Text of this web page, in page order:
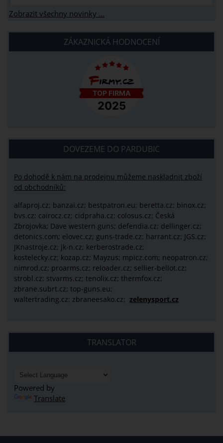
Zobrazit všechny novinky ...
ZÁKAZNICKÁ HODNOCENÍ
DOVEZEME DO PARDUBIC
Po dohodě k nám na prodejnu můžeme naskladnit zboží
od obchodníků:
alfaproj.cz; banzai.cz; bestpatron.eu; beretta.cz; binox.cz;
bvs.cz; cairocz.cz; cidpraha.cz; colosus.cz; Česká
Zbrojovka; Dave western guns; defendia.cz; dellinger.cz;
detonics.com; elovec.cz; guns-trade.cz; harrant.cz; JGS.cz;
JKnastroje.cz; jk-n.cz; kerberostrade.cz;
kostelecky.cz; kozap.cz; Mayzus; mpicz.com; neopatron.cz;
nimrod.cz; proarms.cz; reloader.cz; sellier-bellot.cz;
strobl.cz; stvarms.cz; tenolix.cz; thermfox.cz;
zbrane.subrt.cz; top-guns.eu;
waltertrading.cz; zbraneesako.cz; zelenysport.cz
TRANSLATOR
Powered by
Translate